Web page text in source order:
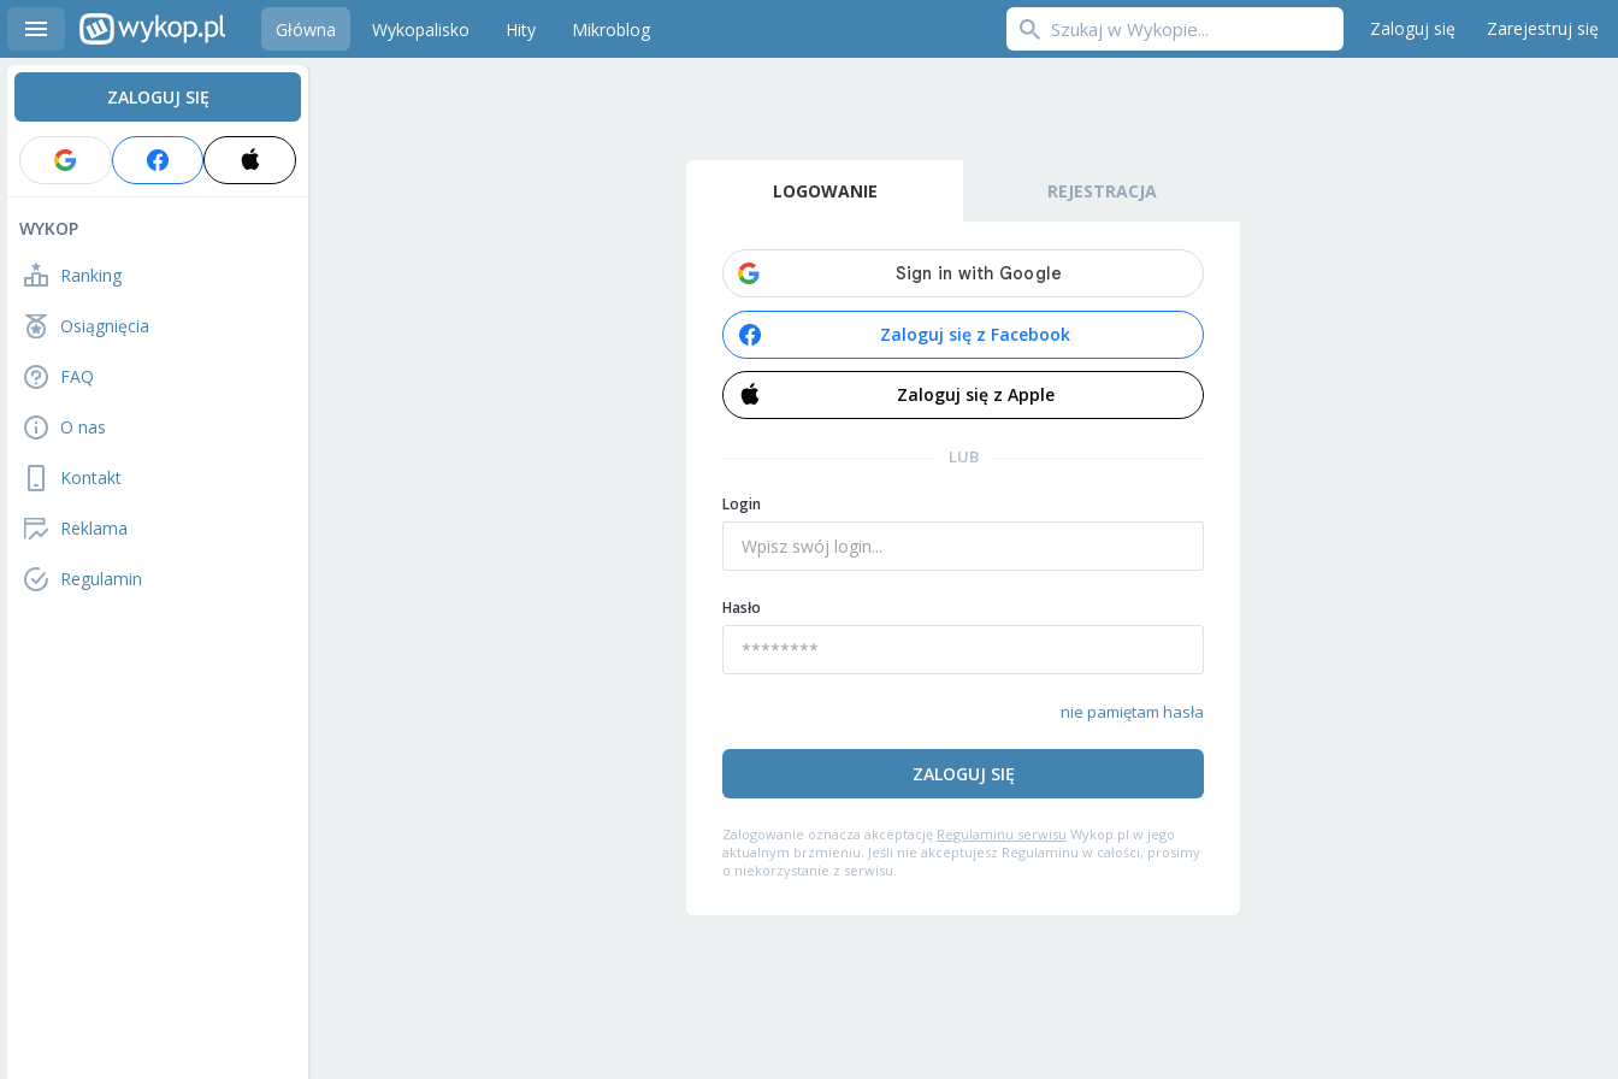
Główna Wykopalisko Hity Mikroblog Zaloguj się Zarejestruj się
ZALOGUJ SIĘ
WYKOP
Ranking
Osiągnięcia
FAQ
O nas
Kontakt
Reklama
Regulamin
LOGOWANIE REJESTRACJA
Zaloguj się z Facebook
Zaloguj się z Apple
LUB
Login
Hasło
nie pamiętam hasła
ZALOGUJ SIĘ
Zalogowanie oznacza akceptację Regulaminu serwisu Wykop.pl w jego
aktualnym brzmieniu. Jeśli nie akceptujesz Regulaminu w całości, prosimy
o niekorzystanie z serwisu.